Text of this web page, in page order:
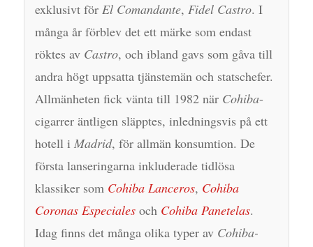
exklusivt för El Comandante, Fidel Castro. I
många år förblev det ett märke som endast
röktes av Castro, och ibland gavs som gåva till
andra högt uppsatta tjänstemän och statschefer.
Allmänheten fick vänta till 1982 när Cohiba-
cigarrer äntligen släpptes, inledningsvis på ett
hotell i Madrid, för allmän konsumtion. De
första lanseringarna inkluderade tidlösa
klassiker som Cohiba Lanceros, Cohiba
Coronas Especialesoch Cohiba Panetelas.
Idag finns det många olika typer av Cohiba-